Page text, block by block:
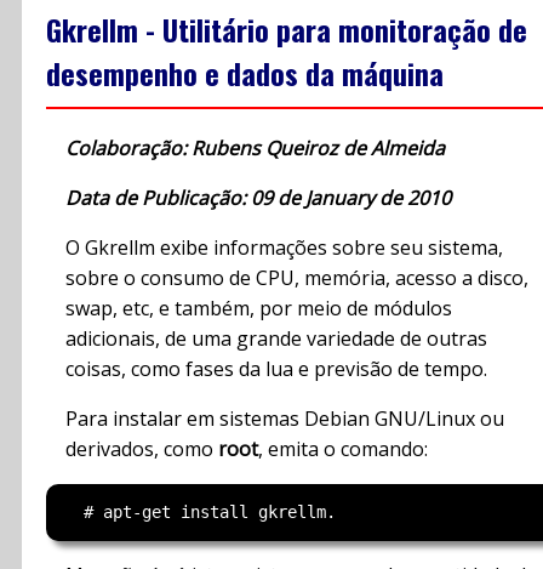
Gkrellm - Utilitário para monitoração de
desempenho e dados da máquina
Colaboração: Rubens Queiroz de Almeida
Data de Publicação: 09 de January de 2010
O Gkrellm exibe informações sobre seu sistema,
sobre o consumo de CPU, memória, acesso a disco,
swap, etc, e também, por meio de módulos
adicionais, de uma grande variedade de outras
coisas, como fases da lua e previsão de tempo.
Para instalar em sistemas Debian GNU/Linux ou
derivados, como root, emita o comando: